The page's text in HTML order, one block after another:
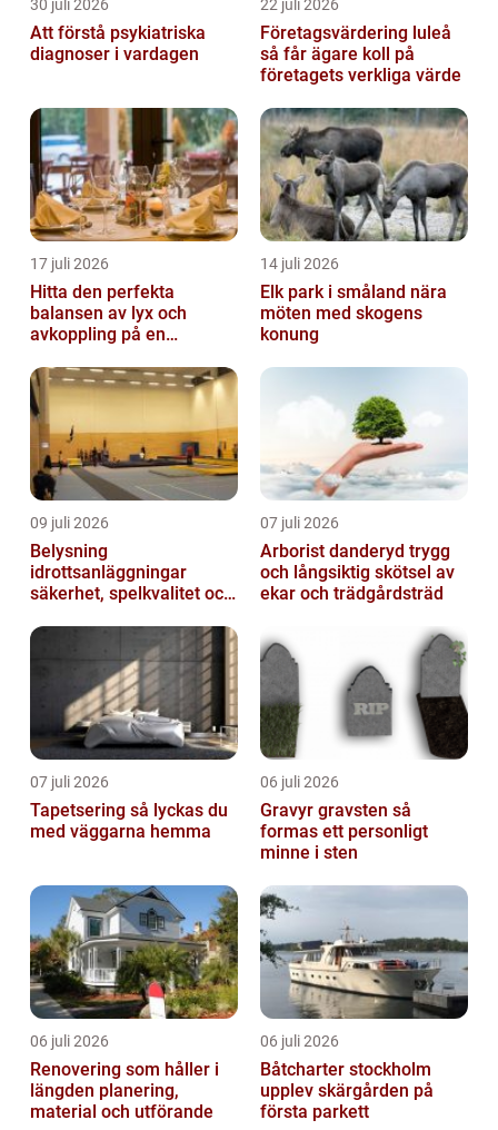
30 juli 2026
Att förstå psykiatriska
diagnoser i vardagen
22 juli 2026
Företagsvärdering luleå
så får ägare koll på
företagets verkliga värde
17 juli 2026
Hitta den perfekta
balansen av lyx och
avkoppling på en
Östermalm
14 juli 2026
Elk park i småland nära
möten med skogens
konung
09 juli 2026
Belysning
idrottsanläggningar
säkerhet, spelkvalitet och
07 juli 2026
Arborist danderyd trygg
och långsiktig skötsel av
ekar och trädgårdsträd
07 juli 2026
Tapetsering så lyckas du
med väggarna hemma
06 juli 2026
Gravyr gravsten så
formas ett personligt
minne i sten
06 juli 2026
Renovering som håller i
längden planering,
material och utförande
06 juli 2026
Båtcharter stockholm
upplev skärgården på
första parkett